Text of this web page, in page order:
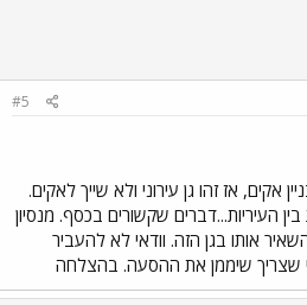
#5
אקים, אז זהו גן עירוני ולא שייך לאקים.
העיריות...דברים שקשורים בכסף. מנסיון
אותו בגן הזה. וודאי לא להעביר
שצריך שיממן את ההסעה. בהצלחה